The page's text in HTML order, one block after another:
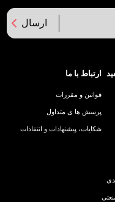
ارسال
ارتباط با ما
قوانین و مقررات
پرسش ها ی متداول
شکایات، پیشنهادات و انتقادات